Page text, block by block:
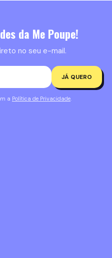
da Me Poupe!
no seu e-mail.
JÁ QUERO
a Política de Privacidade.